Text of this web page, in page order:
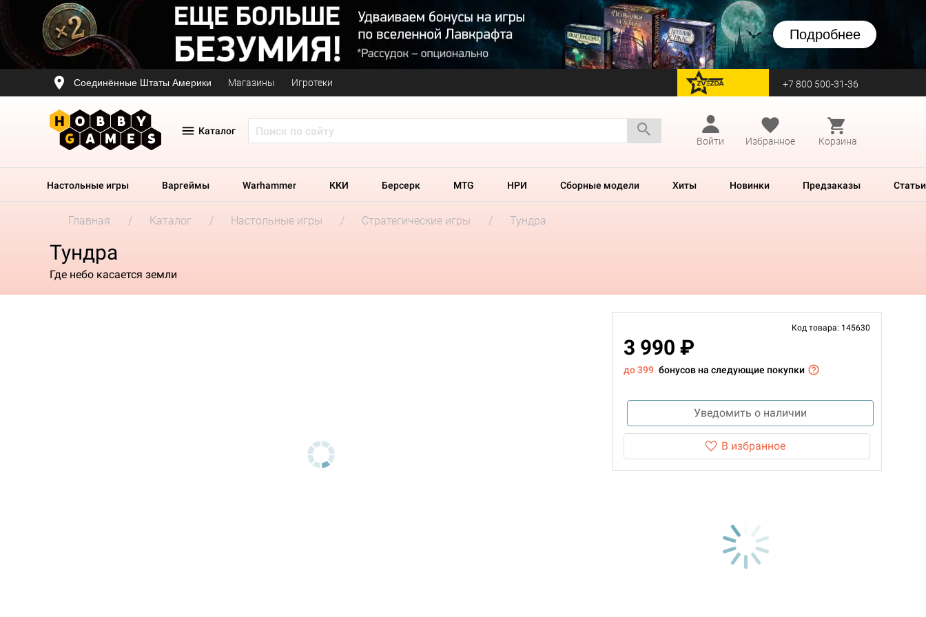
Подробнее
Соединённые Штаты Америки Магазины Игротеки перейти на Zvezda +7 800 500-31-36
Каталог
Войти
Избранное Корзина
Настольные игры Варгеймы Warhammer ККИ Берсерк MTG НРИ Сборные модели Хиты Новинки Предзаказы Статьи
Главная Каталог Настольные игры Стратегические игры Тундра
Тундра
Где небо касается земли
Код товара: 145630
3 990 ₽
до 399 бонусов на следующие покупки
Уведомить о наличии
В избранное